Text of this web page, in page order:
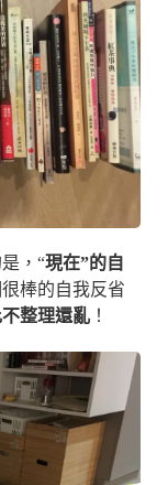
，“現在”的自
棒的自我反省
整理還亂 ！